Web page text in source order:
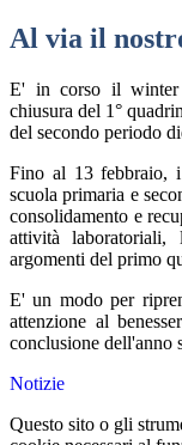
Al via il
E' in corso il winter
chiusura del 1°
del secondo periodo
Fino al 13 febbraio, i
scuola primaria e
consolidamento e
attività
argomenti del primo
E' un modo per
attenzione al
conclusione dell'anno
Notizie
Questo sito o gli